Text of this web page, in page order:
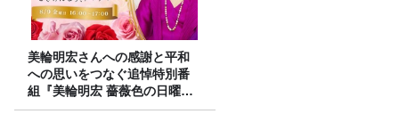
美輪明宏さんへの感謝と平和
への思いをつなぐ追悼特別番
組『美輪明宏 薔薇色の日曜日
～ごきげんよう、ルンルン